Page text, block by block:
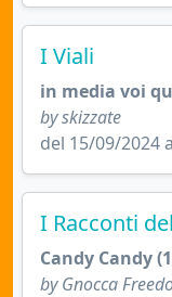
I Viali
in media voi
by skizzate
del 15/09/2024
I Racconti
Candy Candy
by Gnocca